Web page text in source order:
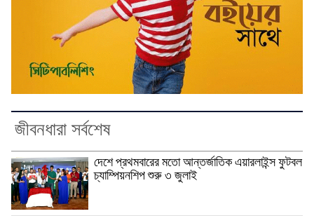
জীবনধারা সর্বশেষ
দেশে প্রথমবারের মতো আন্তর্জাতিক এয়ারলাইন্স ফুটবল
চ্যাম্পিয়নশিপ শুরু ৩ জুলাই